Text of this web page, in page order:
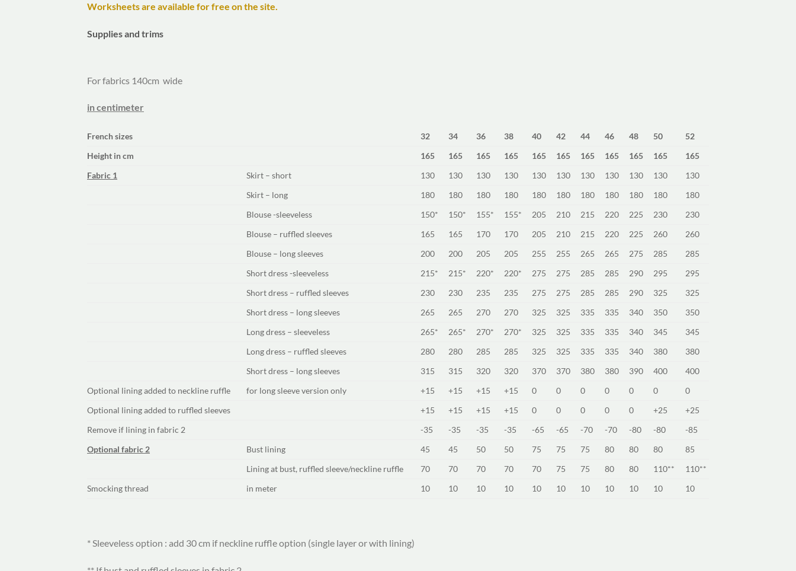
Worksheets are available for free on the site.
Supplies and trims
For fabrics 140cm wide
in centimeter
French sizes 32 34 36 38 40 42 44 46 48 50
52
Height in cm
165 165 165 165 165 165 165 165 165 165
165
Fabric 1
Skirt – short 130 130 130 130 130 130 130 130 130 130
130
Skirt – long
180 180 180 180 180 180 180 180 180 180
180
Blouse -sleeveless
150* 150* 155* 155* 205 210 215 220 225 230
230
Blouse – ruffled sleeves
165 165 170 170 205 210 215 220 225 260
260
Blouse – long sleeves
200 200 205 205 255 255 265 265 275 285
285
Short dress -sleeveless
215* 215* 220* 220* 275 275 285 285 290 295
295
Short dress – ruffled sleeves
230 230 235 235 275 275 285 285 290 325
325
Short dress – long sleeves
265 265 270 270 325 325 335 335 340 350
350
Long dress – sleeveless
265* 265* 270* 270* 325 325 335 335 340 345
345
Long dress – ruffled sleeves
280 280 285 285 325 325 335 335 340 380
380
Short dress – long sleeves
315 315 320 320 370 370 380 380 390 400
400
Optional lining added to neckline ruffle
for long sleeve version only +15 +15 +15 +15 0 0 0 0 0 0
0
Optional lining added to ruffled sleeves
+15 +15 +15 +15 0 0 0 0 0 +25
+25
Remove if lining in fabric 2
-35 -35 -35 -35 -65 -65 -70 -70 -80 -80
-85
Optional fabric 2
Bust lining 45 45 50 50 75 75 75 80 80 80
85
Lining at bust, ruffled sleeve/neckline ruffle
70 70 70 70 70 75 75 80 80 110**
110**
Smocking thread
in meter 10 10 10 10 10 10 10 10 10 10 10
* Sleeveless option : add 30 cm if neckline ruffle option (single layer or with lining)